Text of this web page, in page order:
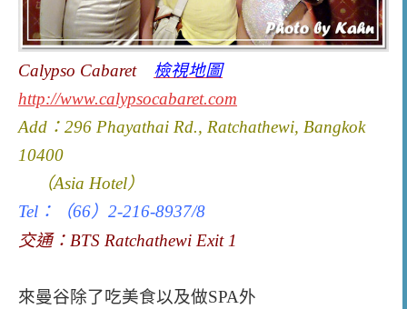
Calypso Cabaret 檢視地圖
http://www.calypsocabaret.com
Add：296 Phayathai Rd., Ratchathewi, Bangkok
10400
（Asia Hotel）
Tel ：（66） 2-216-8937/8
交通：BTS Ratchathewi Exit 1
來曼谷除了吃美食以及做SPA外